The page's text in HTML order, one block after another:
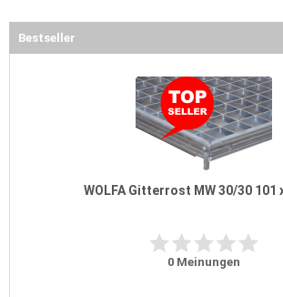
Bestseller
WOLFA Gitterrost MW 30/30 101
0 Meinungen